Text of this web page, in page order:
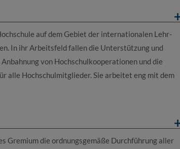
auf dem Gebiet der internationalen Lehr-
In ihr Arbeitsfeld fallen die Unterstützung und
von Hochschulkooperationen und die
alle Hochschulmitglieder. Sie arbeitet eng mit dem
Gremium die ordnungsgemäße Durchführung aller